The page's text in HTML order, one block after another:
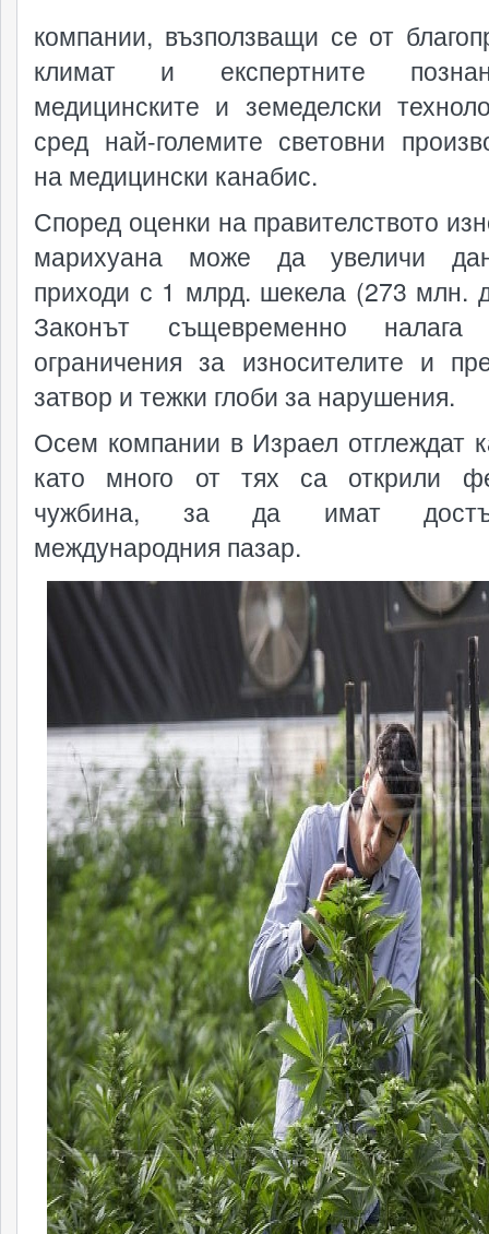
компании, възползващи се от
климат и експертните
медицинските и земеделски
сред най-големите световни
на медицински канабис.
Според оценки на правителството
марихуана може да увеличи
приходи с 1 млрд. шекела (273 млн.
Законът същевременно налага
ограничения за износителите и
затвор и тежки глоби за нарушения.
Осем компании в Израел отглеждат
като много от тях са открили
чужбина, за да имат
международния пазар.